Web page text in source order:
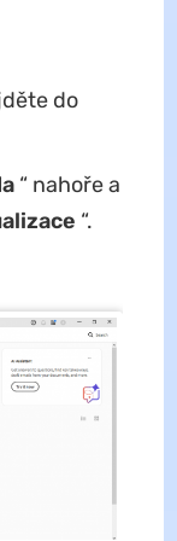
do
“ nahoře a
“.